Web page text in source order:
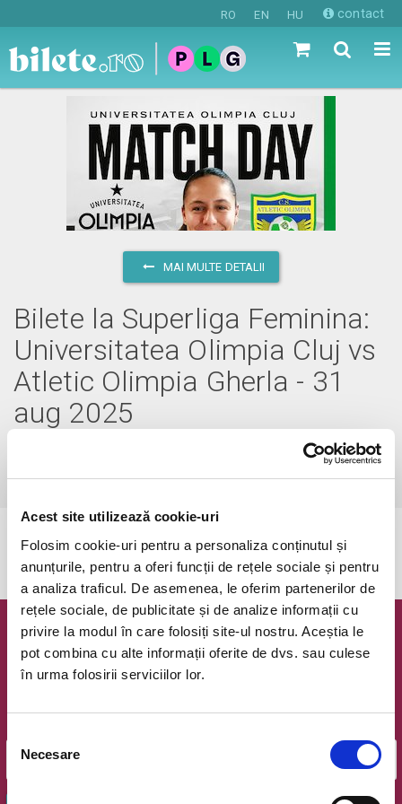
Acest site utilizează cookie-uri
Folosim cookie-uri pentru a personaliza conținutul și
anunțurile, pentru a oferi funcții de rețele sociale și pentru
a analiza traficul. De asemenea, le oferim partenerilor de
rețele sociale, de publicitate și de analize informații cu
privire la modul în care folosiți site-ul nostru. Aceștia le
pot combina cu alte informații oferite de dvs. sau culese
în urma folosirii serviciilor lor.
consimțământului
Necesare
RO EN HU contact
MAI MULTE DETALII
Bilete la Superliga Feminina:
Universitatea Olimpia Cluj vs
Atletic Olimpia Gherla - 31
aug 2025
Comuna Iclod, Iclod Arenavezi pe harta
Evenimentul a expirat.
Newsletter @ Bilete.ro
Oferte exclusive si o editie saptamanala cu cele mai noi